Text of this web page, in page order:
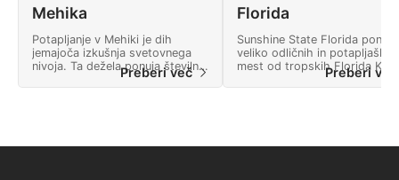
Mehika
Potapljanje v Mehiki je dih
jemajoča izkušnja svetovnega
nivoja. Ta dežela ponuja številne
dogodivščine in pokrajino, polno
naravnih čudes.
Preberi več
Florida
Sunshine State Florida ponuja
veliko odličnih in potapljaških
mest od tropskih Florida Keys
do globokih brodolomov in
kristalno čistih izvirov sladke
Preberi